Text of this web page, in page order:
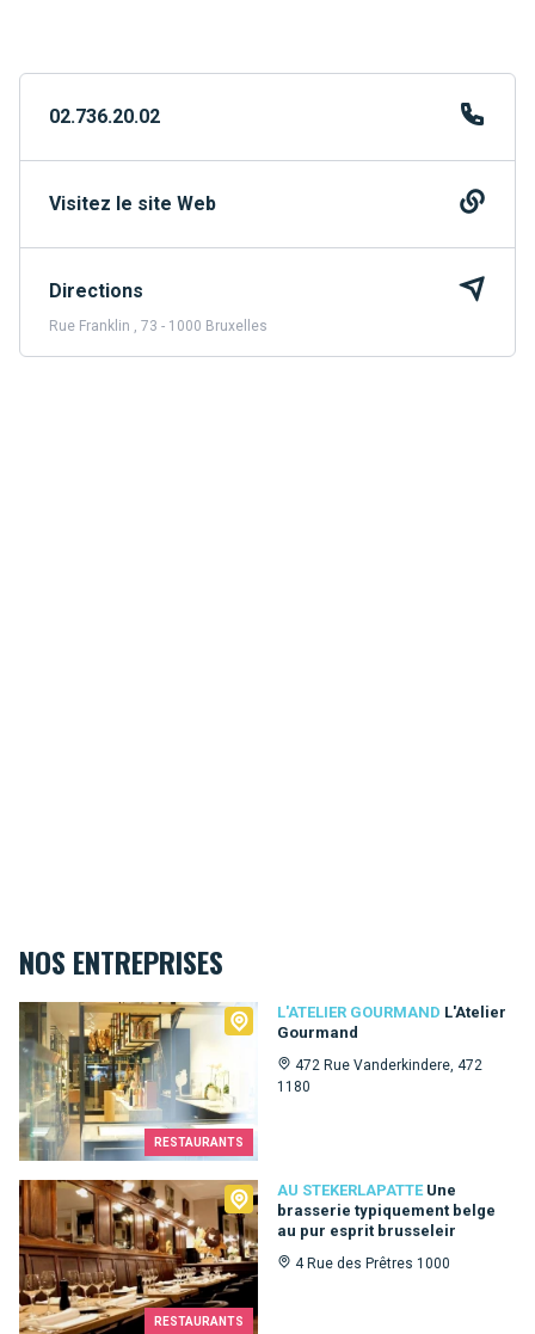
02.736.20.02
Visitez le site Web
Directions
Rue Franklin , 73 - 1000 Bruxelles
NOS ENTREPRISES
RESTAURANTS
L'ATELIER GOURMAND L'Atelier
Gourmand
472 Rue Vanderkindere, 472
1180
L'Atelier Gourmand
RESTAURANTS
AU STEKERLAPATTE Une
brasserie typiquement belge
au pur esprit brusseleir
4 Rue des Prêtres 1000
Au Stekerlapatte